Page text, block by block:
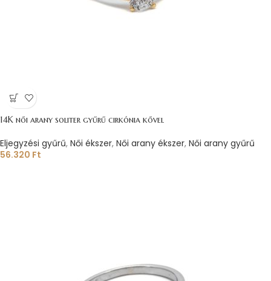
14K női arany soliter gyűrű cirkónia kővel
Eljegyzési gyűrű, Női ékszer, Női arany ékszer, Női arany gyűrű
56.320 Ft